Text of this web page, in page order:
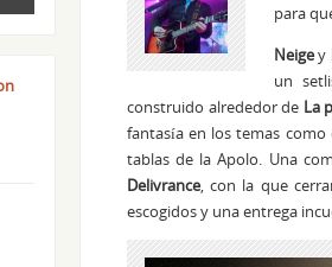
para
Neigey
un
construido alrededor de La
fantasía en los temas
tablas de la Apolo. Una
Delivrance, con la que
escogidos y una entrega